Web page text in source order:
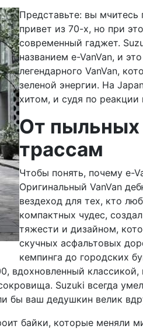
Представьте: вы
привет из 70-х, но при
современный гаджет.
названием e-VanVan, и
легендарного VanVan,
зеленой энергии. На
хитом, и судя по
От пыльных
трассам
Чтобы понять, почему e-
Оригинальный VanVan
вездеход для тех, кто
компактных чудес,
тяжести и дизайном,
скучных асфальтовых
кемпинга до городских
вдохновленный
Suzuki всегда
бы ваш дедушкин велик
байки, которые меняли